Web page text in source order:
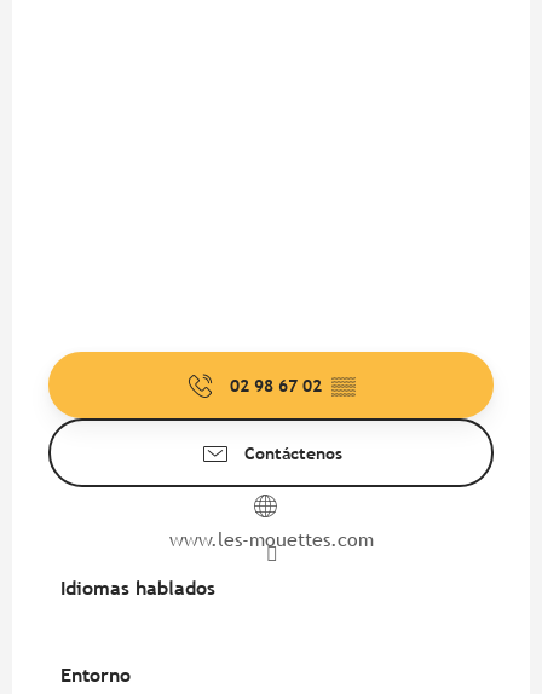
02 98 67 02 ▒▒
Contáctenos
www.les-mouettes.com
Idiomas hablados
Idiomas hablados
Entorno
Entorno